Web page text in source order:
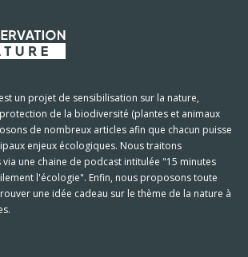
un projet de sensibilisation sur la nature,
de la biodiversité (plantes et animaux
de nombreux articles afin que chacun puisse
enjeux écologiques. Nous traitons
une chaine de podcast intitulée "15 minutes
l'écologie". Enfin, nous proposons toute
une idée cadeau sur le thème de la nature à